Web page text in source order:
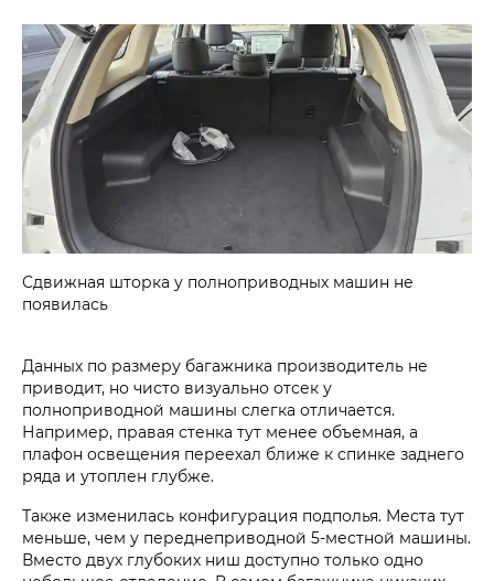
Сдвижная шторка у полноприводных машин не
появилась
Данных по размеру багажника производитель не
приводит, но чисто визуально отсек у
полноприводной машины слегка отличается.
Например, правая стенка тут менее объемная, а
плафон освещения переехал ближе к спинке заднего
ряда и утоплен глубже.
Также изменилась конфигурация подполья. Места тут
меньше, чем у переднеприводной 5-местной машины.
Вместо двух глубоких ниш доступно только одно